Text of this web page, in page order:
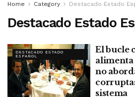
Home Category Destacado Estado
Destacado Estado
DESTACADO ESTADO
ESPAÑOL
El bucle
alimenta
no
sistema